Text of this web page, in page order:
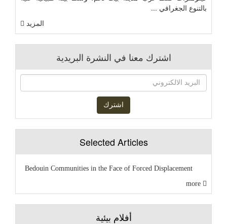
بالتنوع الجغرافي ...
المزيد
اشترك معنا في النشرة البريدية
Selected Articles
Bedouin Communities in the Face of Forced Displacement
أفلام بيئية